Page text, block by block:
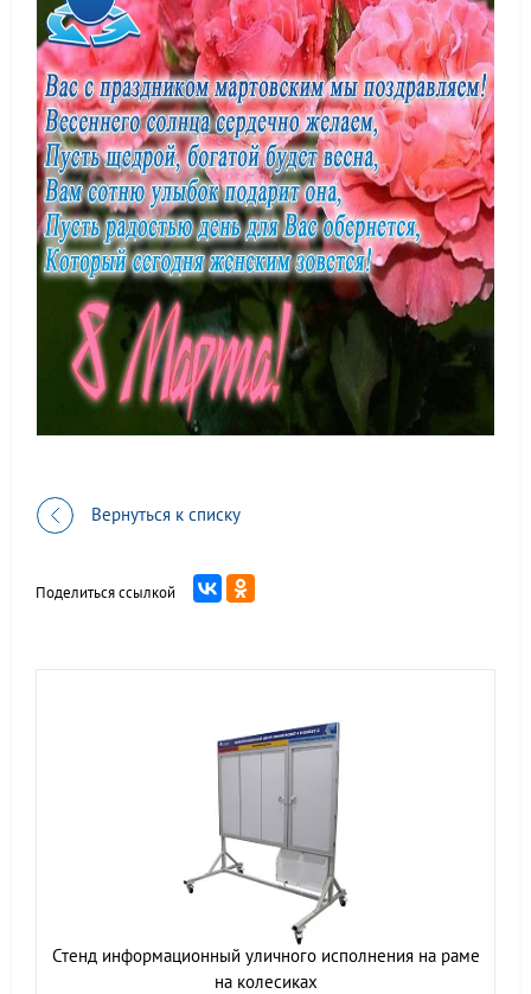
Вернуться к списку
Поделиться ссылкой
Стенд информационный уличного исполнения на раме
на колесиках